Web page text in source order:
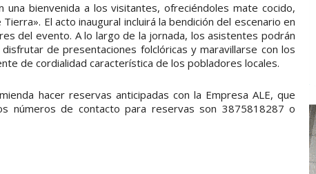
una bienvenida a los visitantes, ofreciéndoles mate cocido,
El acto inaugural incluirá la bendición del escenario en
del evento. A lo largo de la jornada, los asistentes podrán
de presentaciones folclóricas y maravillarse con los
de cordialidad característica de los pobladores locales.
hacer reservas anticipadas con la Empresa ALE, que
números de contacto para reservas son 3875818287 o